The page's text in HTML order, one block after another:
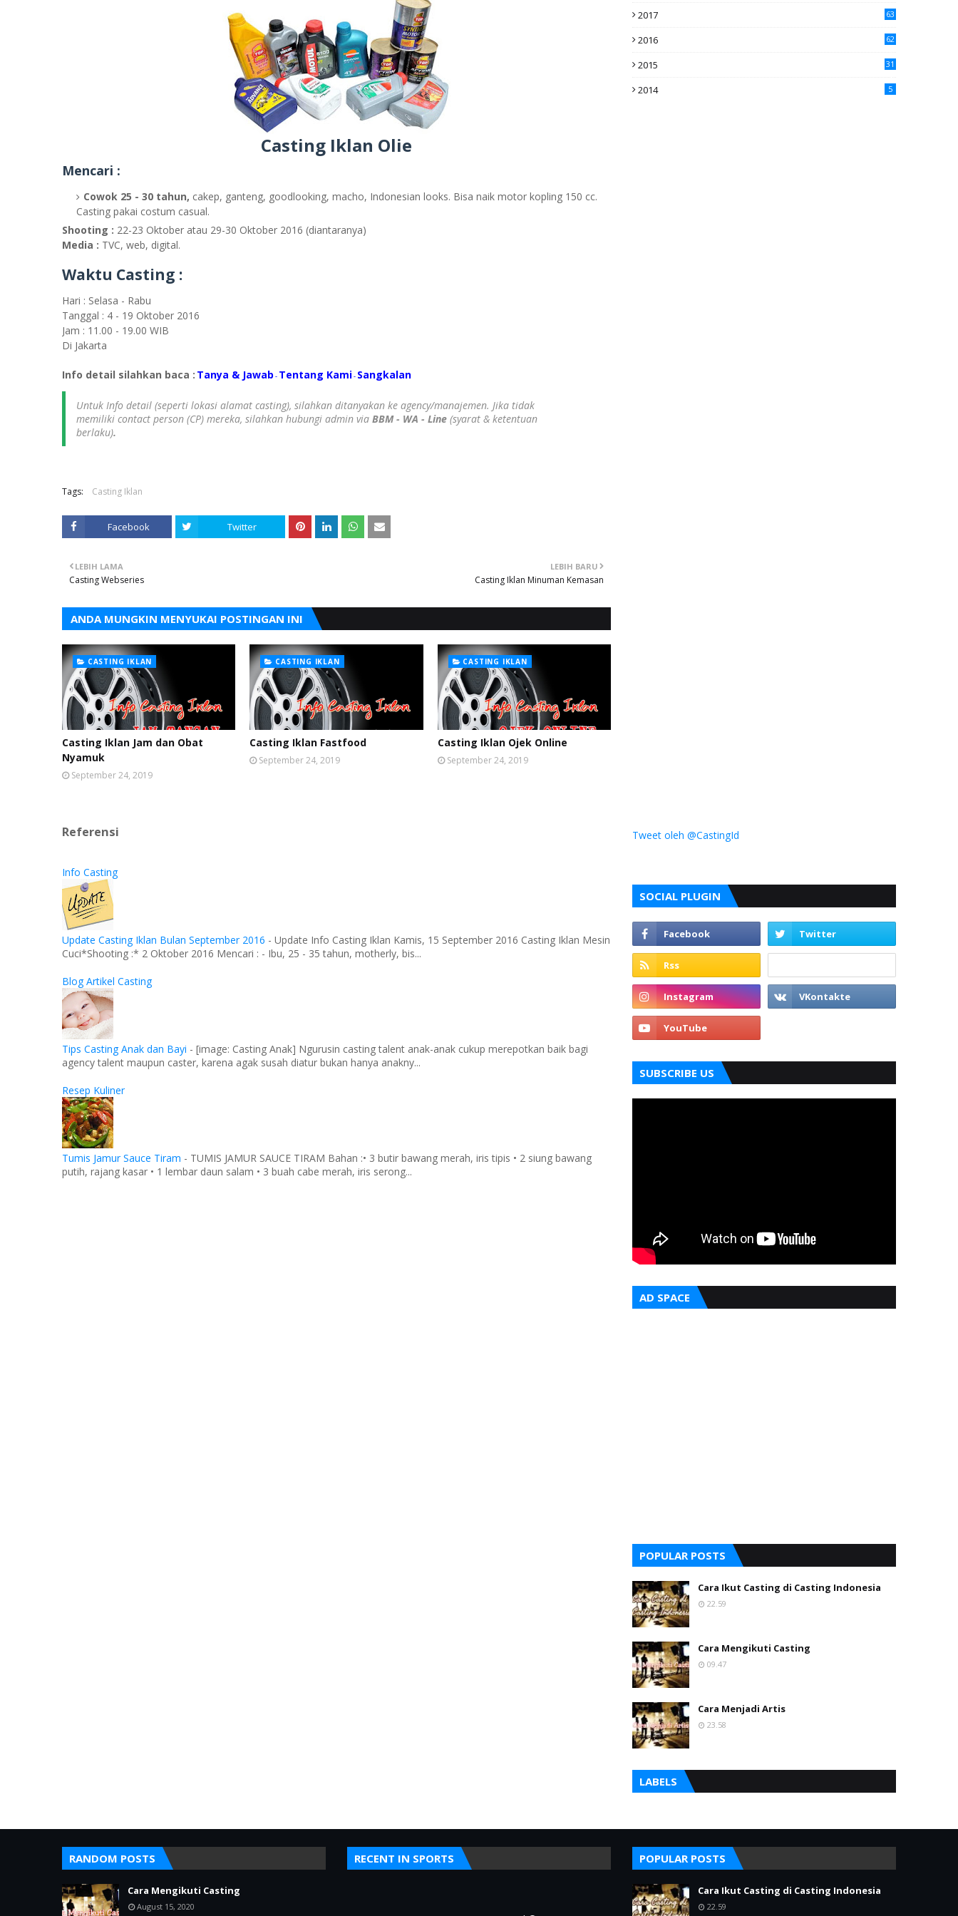
Casting Iklan Olie
Mencari :
Cowok 25 - 30 tahun, cakep, ganteng, goodlooking, macho, Indonesian looks. Bisa naik motor kopling 150 cc.
Casting pakai costum casual.
Shooting : 22-23 Oktober atau 29-30 Oktober 2016 (diantaranya)
Media : TVC, web, digital.
Waktu Casting :
Hari : Selasa - Rabu
Tanggal : 4 - 19 Oktober 2016
Jam : 11.00 - 19.00 WIB
Di Jakarta
Info detail silahkan baca : Tanya & Jawab - Tentang Kami - Sangkalan
Untuk Info detail (seperti lokasi alamat casting), silahkan ditanyakan ke agency/manajemen. Jika tidak
memiliki contact person (CP) mereka, silahkan hubungi admin via BBM - WA - Line (syarat & ketentuan
berlaku).
Tags: Casting Iklan
Facebook Twitter
LEBIH BARU
Casting Iklan Minuman Kemasan
LEBIH LAMA
Casting Webseries
ANDA MUNGKIN MENYUKAI POSTINGAN INI
CASTING IKLAN
Casting Iklan Jam dan Obat
Nyamuk
September 24, 2019
CASTING IKLAN
Casting Iklan Fastfood
September 24, 2019
CASTING IKLAN
Casting Iklan Ojek Online
September 24, 2019
Referensi
Info Casting
Update Casting Iklan Bulan September 2016 - Update Info Casting Iklan Kamis, 15 September 2016 Casting Iklan Mesin
Cuci*Shooting :* 2 Oktober 2016 Mencari : - Ibu, 25 - 35 tahun, motherly, bis...
Blog Artikel Casting
Tips Casting Anak dan Bayi - [image: Casting Anak] Ngurusin casting talent anak-anak cukup merepotkan baik bagi
agency talent maupun caster, karena agak susah diatur bukan hanya anakny...
Resep Kuliner
Tumis Jamur Sauce Tiram - TUMIS JAMUR SAUCE TIRAM Bahan :• 3 butir bawang merah, iris tipis • 2 siung bawang
putih, rajang kasar • 1 lembar daun salam • 3 buah cabe merah, iris serong...
2017 63
2016
62
2015
31
2014 5
Tweet oleh @CastingId
SOCIAL PLUGIN
SUBSCRIBE US
AD SPACE
POPULAR POSTS
Cara Ikut Casting di Casting Indonesia
22.59
Cara Mengikuti Casting
09.47
Cara Menjadi Artis
23.58
LABELS
RANDOM POSTS
Cara Mengikuti Casting
August 15, 2020
RECENT IN SPORTS POPULAR POSTS
Cara Ikut Casting di Casting Indonesia
22.59